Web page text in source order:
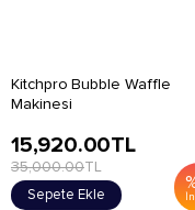
Kitchpro Bubble Waffle
Makinesi
15,920.00TL
35,000.00TL
Sepete Ekle